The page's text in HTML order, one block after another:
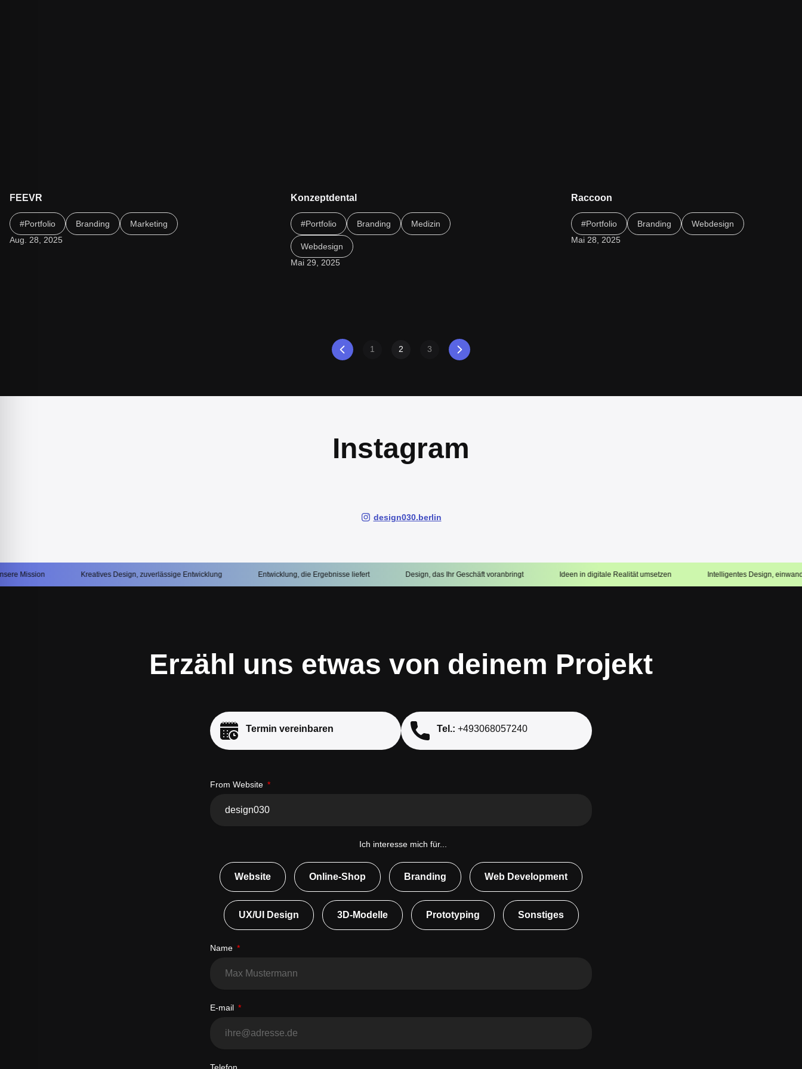
FEEVR
Technische Umsetzung eines farbenfrohen, kreativen
Designs auf Basis von WordPress.
#Portfolio Branding
Marketing
Aug. 28, 2025
Konzeptdental
Moderne Zahnarzt-Website: Webdesign für Konzeptdental
#Portfolio
Branding Medizin
Webdesign
Mai 29, 2025
Raccoon
Design, das spielerisch begeistert
#Portfolio
Branding
Webdesign
Mai 28, 2025
1 2 3
Instagram
design030.berlin
Kreatives Design, zuverlässige Entwicklung Entwicklung, die Ergebnisse liefert Design, das Ihr Geschäft voranbringt Ideen in digitale Realität umsetzen Intelligentes Design, einwandfreie Ausführung
Erzähl uns etwas von deinem Projekt
Termin vereinbaren Tel.: +493068057240
From Website
Ich interesse mich für...
Website Online-Shop Branding Web Development
UX/UI Design 3D-Modelle Prototyping Sonstiges
Name
E-mail